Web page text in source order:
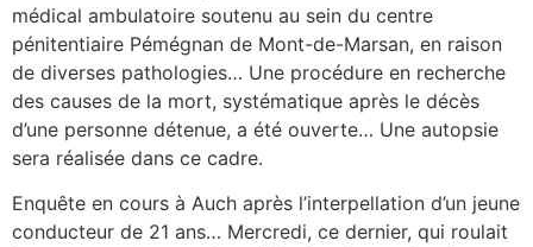
médical ambulatoire soutenu au sein du centre
pénitentiaire Pémégnan de Mont-de-Marsan, en raison
de diverses pathologies… Une procédure en recherche
des causes de la mort, systématique après le décès
d’une personne détenue, a été ouverte… Une autopsie
sera réalisée dans ce cadre.
Enquête en cours à Auch après l’interpellation d’un jeune
conducteur de 21 ans… Mercredi, ce dernier, qui roulait